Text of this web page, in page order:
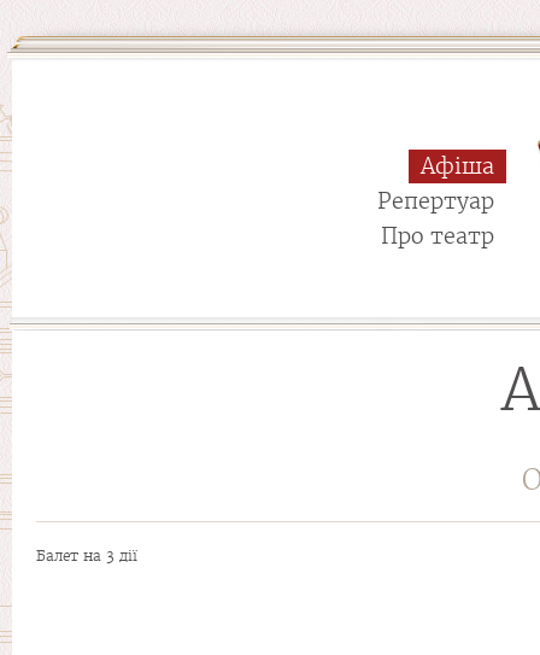
Афіша
Репертуар
Про театр
Балет на 3 дії